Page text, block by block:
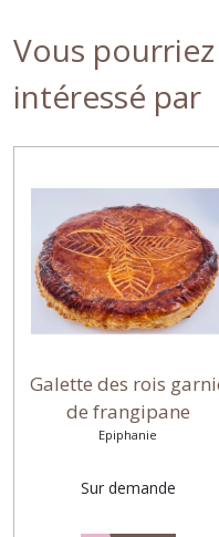
Vous
intéressé par
Galette des rois
de frangipane
Epiphanie
Sur demande